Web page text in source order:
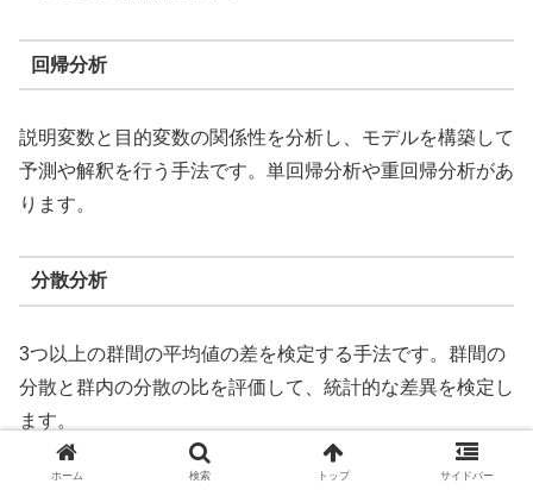
回帰分析
説明変数と目的変数の関係性を分析し、モデルを構築して
予測や解釈を行う手法です。単回帰分析や重回帰分析があ
ります。
分散分析
3つ以上の群間の平均値の差を検定する手法です。群間の
分散と群内の分散の比を評価して、統計的な差異を検定し
ます。
ホーム 検索 トップ サイドバー